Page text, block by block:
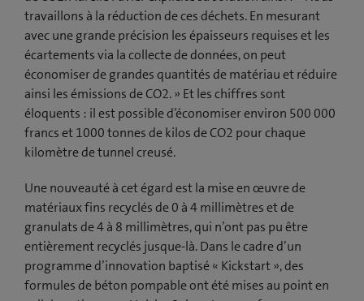
travaillons à la réduction de ces déchets. En mesurant
avec une grande précision les épaisseurs requises et les
écartements via la collecte de données, on peut
économiser de grandes quantités de matériau et réduire
ainsi les émissions de CO2. » Et les chiffres sont
éloquents : il est possible d’économiser environ 500 000
francs et 1000 tonnes de kilos de CO2 pour chaque
kilomètre de tunnel creusé.
Une nouveauté à cet égard est la mise en œuvre de
matériaux fins recyclés de 0 à 4 millimètres et de
granulats de 4 à 8 millimètres, qui n’ont pas pu être
entièrement recyclés jusque-là. Dans le cadre d’un
programme d’innovation baptisé « Kickstart », des
formules de béton pompable ont été mises au point en